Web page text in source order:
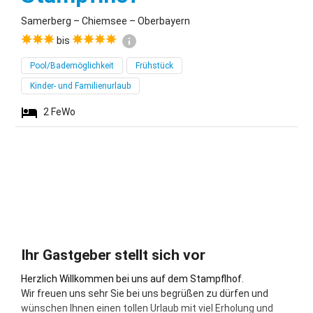
Samerberg – Chiemsee – Oberbayern
bis
Pool/Bademöglichkeit Frühstück
Kinder- und Familienurlaub
2 FeWo
Ihr Gastgeber stellt sich vor
Herzlich Willkommen bei uns auf dem Stampflhof.
Wir freuen uns sehr Sie bei uns begrüßen zu dürfen und
wünschen Ihnen einen tollen Urlaub mit viel Erholung und